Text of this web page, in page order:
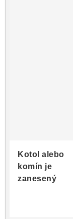
Kotol alebo
komín je
zanesený